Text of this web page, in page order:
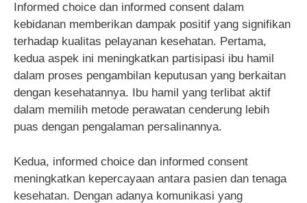
Informed choice dan informed consent dalam
kebidanan memberikan dampak positif yang signifikan
terhadap kualitas pelayanan kesehatan. Pertama,
kedua aspek ini meningkatkan partisipasi ibu hamil
dalam proses pengambilan keputusan yang berkaitan
dengan kesehatannya. Ibu hamil yang terlibat aktif
dalam memilih metode perawatan cenderung lebih
puas dengan pengalaman persalinannya.
Kedua, informed choice dan informed consent
meningkatkan kepercayaan antara pasien dan tenaga
kesehatan. Dengan adanya komunikasi yang